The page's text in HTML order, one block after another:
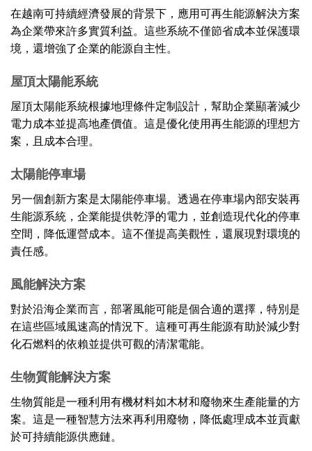
在越南可持續經濟發展的背景下，應用可再生能源解決方案
為企業帶來許多實質利益。這些系統不僅節省成本並保護環
境，還增強了企業的能源自主性。
屋頂太陽能系統
屋頂太陽能系統根據地理條件定制設計，幫助企業顯著減少
電力成本並提高地產價值。這是優化使用再生能源的理想方
案，且成本合理。
太陽能停車場
另一個創新方案是太陽能停車場。透過在停車場內部安裝再
生能源系統，企業能提供乾淨的電力，並創造現代化的停車
空間，降低運營成本。這不僅提高美觀性，還展現對環境的
責任感。
風能解決方案
對於沿海企業而言，部署風能可能是個合適的選擇，特別是
在這些區域風速高的情況下。這種可再生能源有助於減少對
化石燃料的依賴並提供可觀的清潔電能。
生物質能解決方案
生物質能是一種利用有機材料如木材和廢物來生產能量的方
案。這是一種智慧方法來再利用廢物，降低處理成本並貢獻
於可持續能源供應鏈。